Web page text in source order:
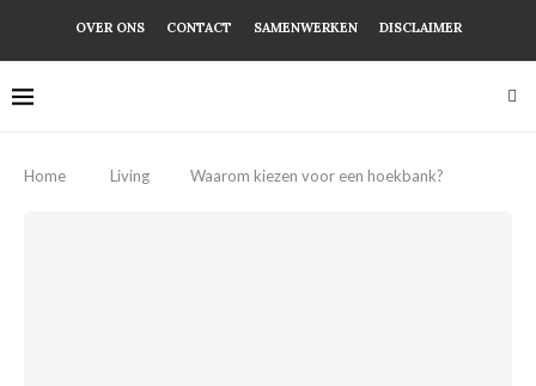
OVER ONS CONTACT SAMENWERKEN DISCLAIMER
Home Living Waarom kiezen voor een hoekbank?